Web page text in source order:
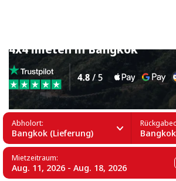
4x4 mieten in Bangkok
Abholort:
Bangkok (Lieferung)
Mietzeitraum:
Aug. 11, 2026 - Aug. 18, 2026